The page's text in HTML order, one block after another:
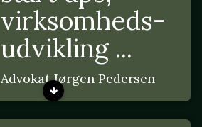
virksomheds-
udvikling ...
Advokat Jørgen Pedersen